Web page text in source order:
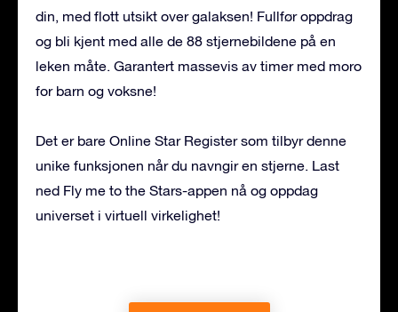
din, med flott utsikt over galaksen! Fullfør oppdrag
og bli kjent med alle de 88 stjernebildene på en
leken måte. Garantert massevis av timer med moro
for barn og voksne!
Det er bare Online Star Register som tilbyr denne
unike funksjonen når du navngir en stjerne. Last
ned Fly me to the Stars-appen nå og oppdag
universet i virtuell virkelighet!